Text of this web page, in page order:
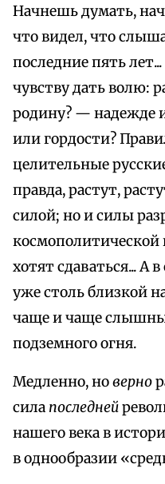
Начнешь думать,
что видел, что
последние пять
чувству дать волю:
родину? —
или гордости?
целительные
правда, растут,
силой; но и силы
хотят сдаваться... А
уже столь близкой
чаще и чаще
подземного огня.
Медленно, новерно
сила последней
нашего века в
в однообразии